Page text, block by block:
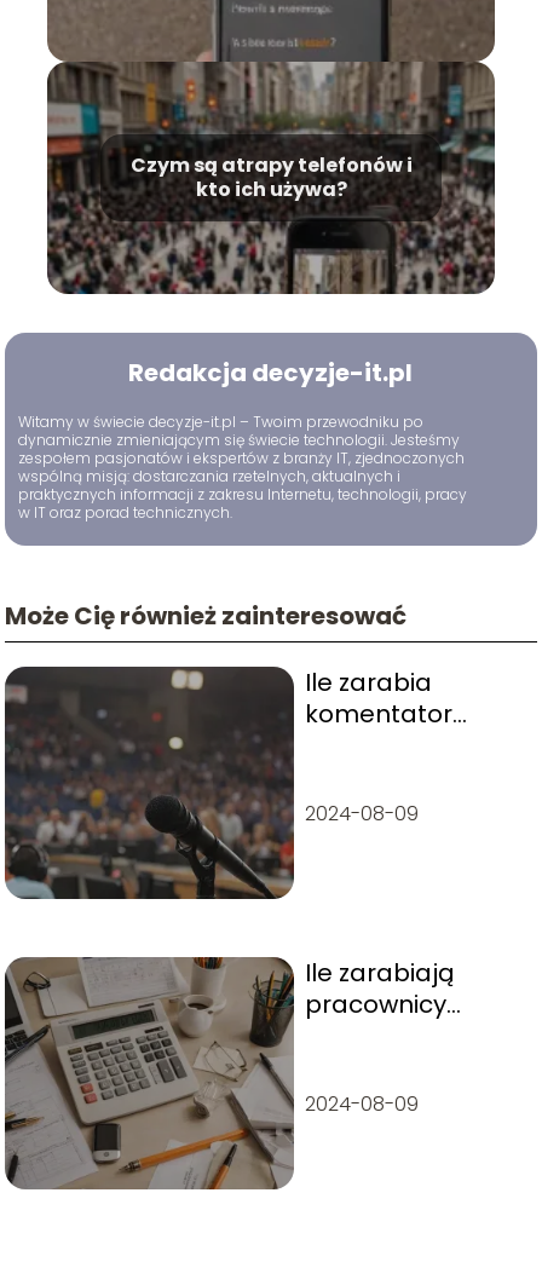
Czym są atrapy telefonów i
kto ich używa?
Redakcja decyzje-it.pl
Witamy w świecie decyzje-it.pl – Twoim przewodniku po
dynamicznie zmieniającym się świecie technologii. Jesteśmy
zespołem pasjonatów i ekspertów z branży IT, zjednoczonych
wspólną misją: dostarczania rzetelnych, aktualnych i
praktycznych informacji z zakresu Internetu, technologii, pracy
w IT oraz porad technicznych.
Może Cię również zainteresować
Ile zarabia
komentator
2024-08-09
Ile zarabiają
pracownicy
2024-08-09